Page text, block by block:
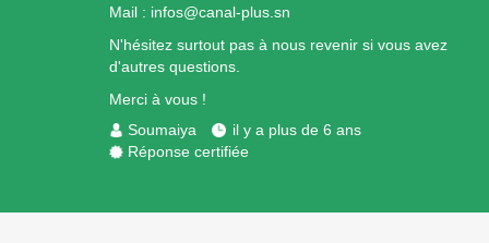
Mail : infos@canal-plus.sn
N'hésitez surtout pas à nous revenir si vous avez
d'autres questions.
Merci à vous !
Soumaiya
il y a plus de 6 ans
Réponse certifiée